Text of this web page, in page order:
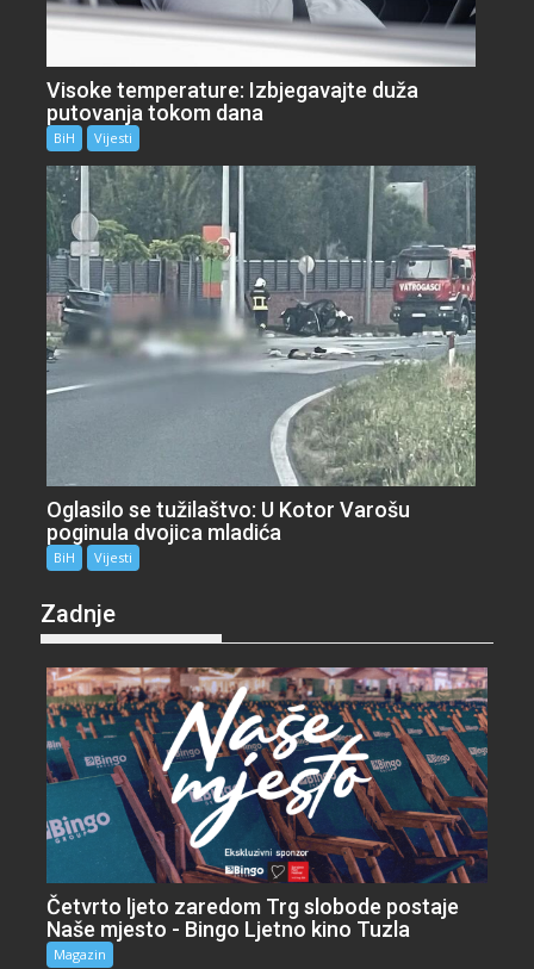
Visoke temperature: Izbjegavajte duža
putovanja tokom dana
BiH Vijesti
Oglasilo se tužilaštvo: U Kotor Varošu
poginula dvojica mladića
BiH Vijesti
Zadnje
Četvrto ljeto zaredom Trg slobode postaje
Naše mjesto - Bingo Ljetno kino Tuzla
Magazin